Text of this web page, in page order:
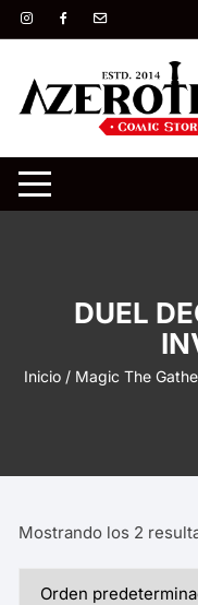
Saltar
al
DUEL
Inicio / Magic The
Mostrando los 2